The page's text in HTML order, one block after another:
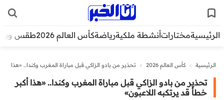
الرئيسيةمختاراتأنشطة ملكيةرياضةكأس العالم 2026 طقس
الرئيسية > كأس العالم 2026 >
تحذير من بادو الزاكي قبل مباراة المغرب وكندا.. «هذا
تحذير من بادو الزاكي قبل مباراة المغرب وكندا.. «هذا أكبر
خطأ قد يرتكبه اللاعبون»